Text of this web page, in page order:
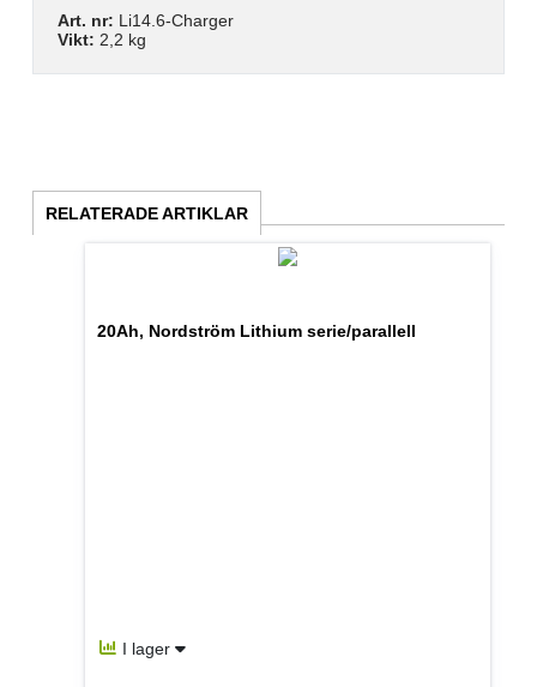
Art. nr: Li14.6-Charger
Vikt: 2,2 kg
RELATERADE ARTIKLAR
20Ah, Nordström Lithium serie/parallell
I lager